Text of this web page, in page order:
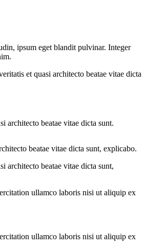
ipsum eget blandit pulvinar. Integer
et quasi architecto beatae vitae dicta
architecto beatae vitae dicta sunt.
beatae vitae dicta sunt, explicabo.
architecto beatae vitae dicta sunt,
ullamco laboris nisi ut aliquip ex
ullamco laboris nisi ut aliquip ex